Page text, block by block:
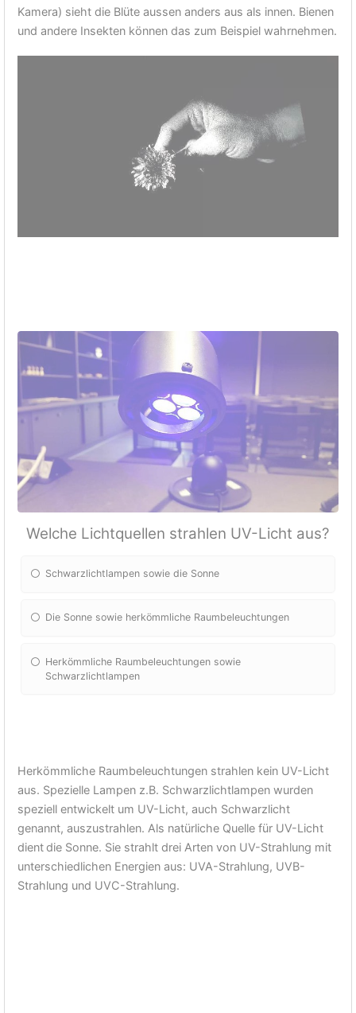
Kamera) sieht die Blüte aussen anders aus als innen. Bienen
und andere Insekten können das zum Beispiel wahrnehmen.
Welche Lichtquellen strahlen UV-Licht aus?
Schwarzlichtlampen sowie die Sonne
Die Sonne sowie herkömmliche Raumbeleuchtungen
Herkömmliche Raumbeleuchtungen sowie
Schwarzlichtlampen
Herkömmliche Raumbeleuchtungen strahlen kein UV-Licht
aus. Spezielle Lampen z.B. Schwarzlichtlampen wurden
speziell entwickelt um UV-Licht, auch Schwarzlicht
genannt, auszustrahlen. Als natürliche Quelle für UV-Licht
dientdie Sonne. Sie strahlt drei Arten von UV-Strahlung mit
unterschiedlichen Energien aus: UVA-Strahlung, UVB-
Strahlung und UVC-Strahlung.